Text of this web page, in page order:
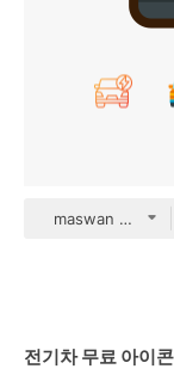
maswan
전기차 무료 아이콘